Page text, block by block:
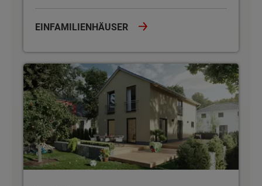
EINFAMILIENHÄUSER
Stadthäuser